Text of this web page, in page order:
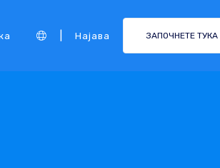
Најава ЗАПОЧНЕТЕ ТУКА